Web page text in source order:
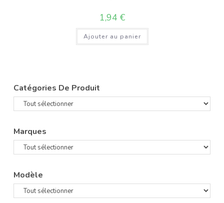
1,94 €
Ajouter au panier
Catégories De Produit
Marques
Modèle